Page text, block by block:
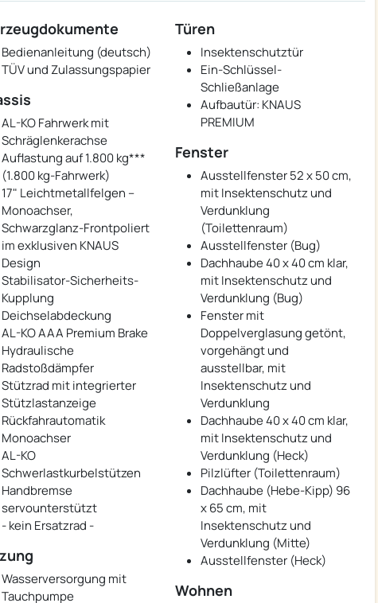
Bedienanleitung (deutsch)
TÜV und Zulassungspapier
Türen
Insektenschutztür
Ein-Schlüssel-
Schließanlage
Aufbautür: KNAUS
PREMIUM
AL-KO Fahrwerk mit
Schräglenkerachse
Auflastung auf 1.800 kg***
(1.800 kg-Fahrwerk)
17" Leichtmetallfelgen –
Monoachser,
Schwarzglanz-Frontpoliert
im exklusiven KNAUS
Design
Stabilisator-Sicherheits-
Kupplung
Deichselabdeckung
AL-KO AAA Premium Brake
Hydraulische
Radstoßdämpfer
Stützrad mit integrierter
Stützlastanzeige
Rückfahrautomatik
Monoachser
AL-KO
Schwerlastkurbelstützen
Handbremse
servounterstützt
- kein Ersatzrad -
Fenster
Ausstellfenster 52 x 50 cm,
mit Insektenschutz und
Verdunklung
(Toilettenraum)
Ausstellfenster (Bug)
Dachhaube 40 x 40 cm klar,
mit Insektenschutz und
Verdunklung (Bug)
Fenster mit
Doppelverglasung getönt,
vorgehängt und
ausstellbar, mit
Insektenschutz und
Verdunklung
Dachhaube 40 x 40 cm klar,
mit Insektenschutz und
Verdunklung (Heck)
Pilzlüfter (Toilettenraum)
Dachhaube (Hebe-Kipp) 96
x 65 cm, mit
Insektenschutz und
Verdunklung (Mitte)
Ausstellfenster (Heck)
Wasserversorgung mit
Tauchpumpe
Wohnen